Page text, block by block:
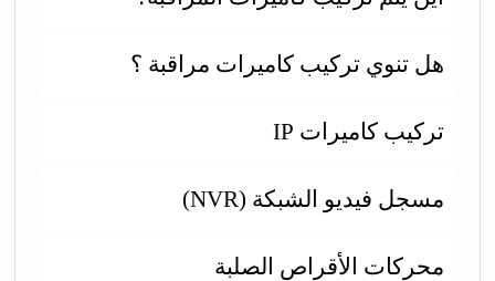
هل تنوي تركيب كاميرات مراقبة ؟
تركيب كاميرات IP
مسجل فيديو الشبكة (NVR)
محركات الأقراص الصلبة